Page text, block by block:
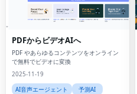
PDFからビデオAIへ
PDF やあらゆるコンテンツをオンライン
で無料でビデオに変換
2025-11-19
AI音声エージェント
予測AI